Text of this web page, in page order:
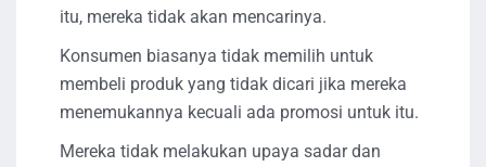
itu, mereka tidak akan mencarinya.
Konsumen biasanya tidak memilih untuk
membeli produk yang tidak dicari jika mereka
menemukannya kecuali ada promosi untuk itu.
Mereka tidak melakukan upaya sadar dan